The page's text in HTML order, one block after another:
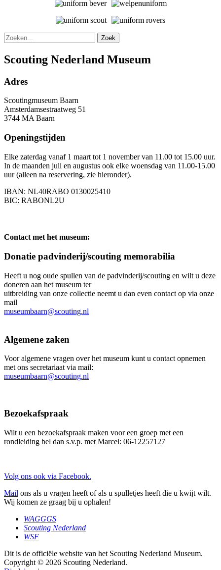
Zoek
Scouting Nederland Museum
Adres
Scoutingmuseum Baarn
Amsterdamsestraatweg 51
3744 MA Baarn
Openingstijden
Elke zaterdag vanaf 1 maart tot 1 november van 11.00 tot 15.00 uur.
In de maanden juli en augustus ook elke woensdag van 11.00-15.00
uur (alleen na reservering, zie hieronder).
IBAN: NL40RABO 0130025410
BIC: RABONL2U
Contact met het museum:
Donatie padvinderij/scouting memorabilia
Heeft u nog oude spullen van de padvinderij/scouting en wilt u deze
doneren aan het museum ter
uitbreiding van onze collectie neemt u dan even contact op via onze
mail
museumbaarn@scouting.nl
Algemene zaken
Voor algemene vragen over het museum kunt u contact opnemen
met ons secretariaat via mail:
museumbaarn@scouting.nl
Bezoekafspraak
Wilt u een bezoekafspraak maken voor een groep met een
rondleiding bel dan s.v.p. met Marcel: 06-12257127
Volg ons ook via Facebook.
Mail ons als u vragen heeft of als u spulletjes heeft die u kwijt wilt.
Wij komen ze graag bij u ophalen!
WAGGGS
Scouting Nederland
WSF
Dit is de officiële website van het Scouting Nederland Museum.
Copyright © 2026 Scouting Nederland.